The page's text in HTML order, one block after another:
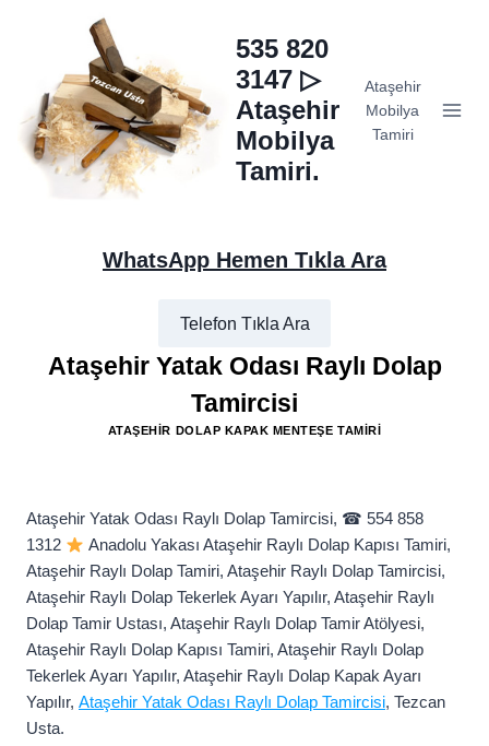
535 820
3147 ▷
Ataşehir
Mobilya
Tamiri.
Ataşehir
Mobilya
Tamiri
WhatsApp Hemen Tıkla Ara
Telefon Tıkla Ara
Ataşehir Yatak Odası Raylı Dolap
Tamircisi
ATAŞEHIR DOLAP KAPAK MENTEŞE TAMIRI
Ataşehir Yatak Odası Raylı Dolap Tamircisi, ☎ 554 858
1312
Anadolu Yakası Ataşehir Raylı Dolap Kapısı Tamiri,
Ataşehir Raylı Dolap Tamiri, Ataşehir Raylı Dolap Tamircisi,
Ataşehir Raylı Dolap Tekerlek Ayarı Yapılır, Ataşehir Raylı
Dolap Tamir Ustası, Ataşehir Raylı Dolap Tamir Atölyesi,
Ataşehir Raylı Dolap Kapısı Tamiri, Ataşehir Raylı Dolap
Tekerlek Ayarı Yapılır, Ataşehir Raylı Dolap Kapak Ayarı
Yapılır, Ataşehir Yatak Odası Raylı Dolap Tamircisi, Tezcan
Usta.